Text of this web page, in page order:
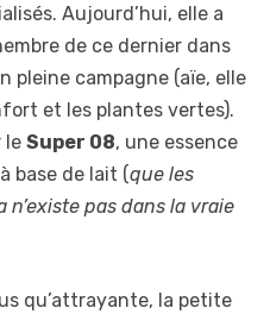
Aujourd’hui, elle a
de ce dernier dans
pleine campagne (aïe, elle
et les plantes vertes).
le Super 08, une essence
base de lait (que les
pas dans la vraie
qu’attrayante, la petite